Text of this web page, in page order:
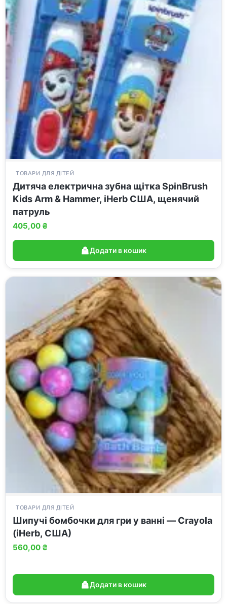
ТОВАРИ ДЛЯ ДІТЕЙ
Дитяча електрична зубна щітка SpinBrush
Kids Arm & Hammer, iHerb США, щенячий
патруль
405,00 ₴
Додати в кошик
ТОВАРИ ДЛЯ ДІТЕЙ
Шипучі бомбочки для гри у ванні — Crayola
(iHerb, США)
560,00 ₴
Додати в кошик